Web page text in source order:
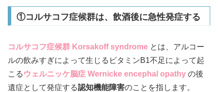
①コルサコフ症候群は、飲酒後に急性発症する
コルサコフ症候群 Korsakoff syndrome とは、アルコー
ルの飲みすぎによって生じるビタミンB1不足によって起
こる ウェルニッケ脳症 Wernicke encephal opathy の後
遺症として発症する認知機能障害のことを指します。